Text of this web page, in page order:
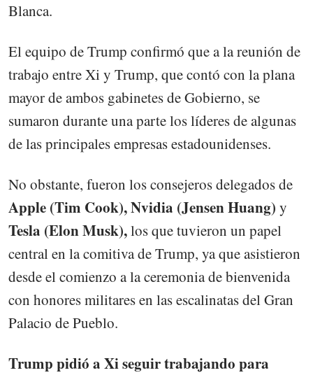
Blanca.
El equipo de Trump confirmó que a la reunión de
trabajo entre Xi y Trump, que contó con la plana
mayor de ambos gabinetes de Gobierno, se
sumaron durante una parte los líderes de algunas
de las principales empresas estadounidenses.
No obstante, fueron los consejeros delegados de
Apple (Tim Cook),Nvidia (Jensen Huang) y
Tesla (Elon Musk),los que tuvieron un papel
central en la comitiva de Trump, ya que asistieron
desde el comienzo a la ceremonia de bienvenida
con honores militares en las escalinatas del Gran
Palacio de Pueblo.
Trump pidió a Xi seguir trabajando para